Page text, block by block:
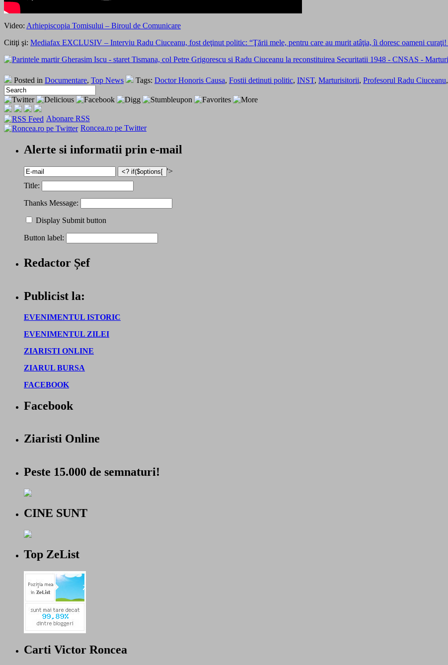
Video: Arhiepiscopia Tomisului – Biroul de Comunicare
Citiţi şi: Mediafax EXCLUSIV – Interviu Radu Ciuceanu, fost deţinut politic: “Ţării mele, pentru care au murit atâţia, îi doresc oameni curaţi!
Posted in Documentare, Top News Tags: Doctor Honoris Causa, Fostii detinuti politic, INST, Marturisitorii, Profesorul Radu Ciuceanu,
Abonare RSS
Roncea.ro pe Twitter
Alerte si informatii prin e-mail
'>
Title:
Thanks Message:
Display Submit button
Button label:
Redactor Șef
Publicist la:
EVENIMENTUL ISTORIC
EVENIMENTUL ZILEI
ZIARISTI ONLINE
ZIARUL BURSA
FACEBOOK
Facebook
Ziaristi Online
Peste 15.000 de semnaturi!
CINE SUNT
Top ZeList
Carti Victor Roncea